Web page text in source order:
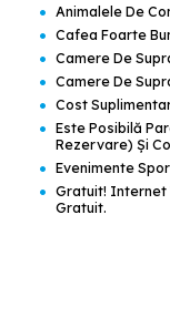
• Animalele De
• Cafea Foarte
• Camere De
• Camere De
• Cost
• Este Posibilă
Rezervare) Şi
• Evenimente
• Gratuit! Internet
Gratuit.